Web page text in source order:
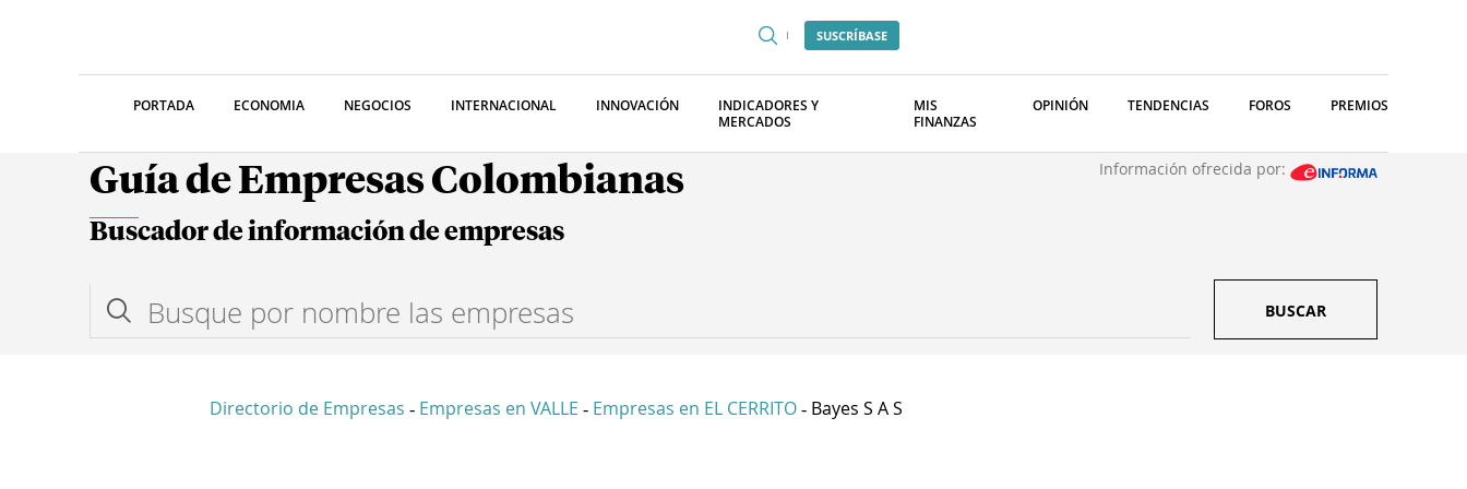
SUSCRÍBASE
PORTADA ECONOMIA NEGOCIOS INTERNACIONAL INNOVACIÓN
INDICADORES Y
MERCADOS
MIS
FINANZAS
OPINIÓN TENDENCIAS FOROS PREMIOS
Guía de Empresas Colombianas Información ofrecida por:
Buscador de información de empresas
BUSCAR
Directorio de Empresas - Empresas en VALLE - Empresas en EL CERRITO - Bayes S A S